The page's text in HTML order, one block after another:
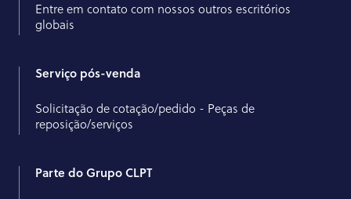
Entre em contato com nossos outros escritórios
globais
Serviço pós-venda
Solicitação de cotação/pedido - Peças de
reposição/serviços
Parte do Grupo CLPT